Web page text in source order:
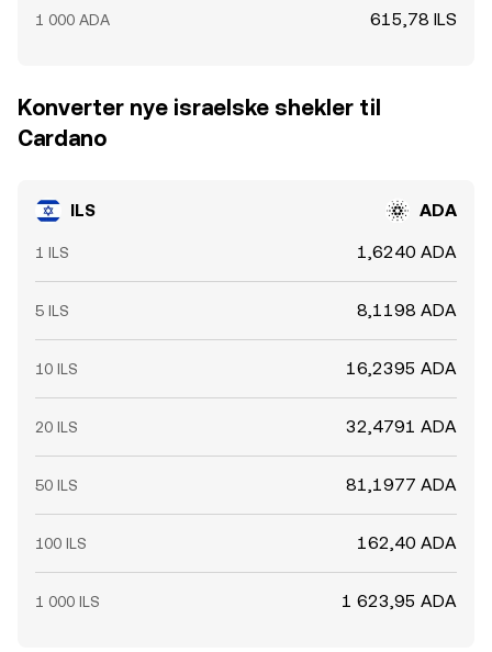
1 000 ADA 615,78 ILS
Konverter nye israelske shekler til
Cardano
ILS ADA
1 ILS 1,6240 ADA
5 ILS 8,1198 ADA
10 ILS 16,2395 ADA
20 ILS 32,4791 ADA
50 ILS 81,1977 ADA
100 ILS 162,40 ADA
1 000 ILS 1 623,95 ADA